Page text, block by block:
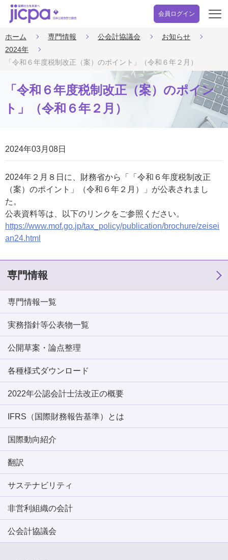
会員ログイン
開
ホーム 専門情報 公会計協議会
お知らせ
2024年
「令和６年度税制改正（案）のポイント」（令和６年２月）
「令和６年度税制改正（案）のポイン
ト」（令和６年２月）
2024年03月08日
2024年２月８日に、財務省から「「令和６年度税制改正
（案）のポイント」（令和６年２月）」が公表されまし
た。
公表資料等は、以下のリンクをご参照ください。
https://www.mof.go.jp/tax_policy/publication/brochure/zeisei
an24.html
専門情報
専門情報一覧
実務指針等公表物一覧
公開草案・論点整理
各種様式ダウンロード
2022年公認会計士法改正の概要
IFRS（国際財務報告基準）とは
国際動向紹介
翻訳
サステナビリティ
非営利組織の会計
公会計協議会